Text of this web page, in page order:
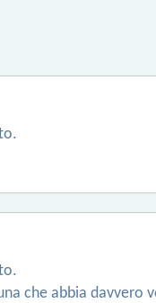
che abbia davvero